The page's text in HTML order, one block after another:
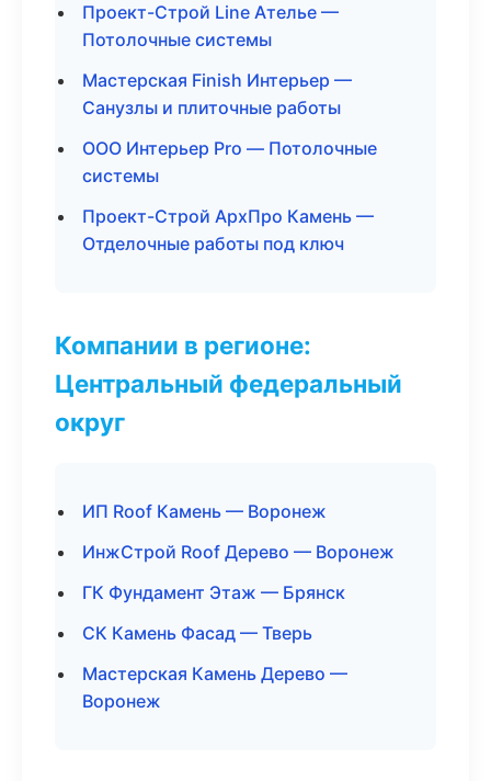
Проект-Строй Line Ателье —
Потолочные системы
Мастерская Finish Интерьер —
Санузлы и плиточные работы
ООО Интерьер Pro — Потолочные
системы
Проект-Строй АрхПро Камень —
Отделочные работы под ключ
Компании в регионе:
Центральный федеральный
округ
ИП Roof Камень — Воронеж
ИнжСтрой Roof Дерево — Воронеж
ГК Фундамент Этаж — Брянск
СК Камень Фасад — Тверь
Мастерская Камень Дерево —
Воронеж